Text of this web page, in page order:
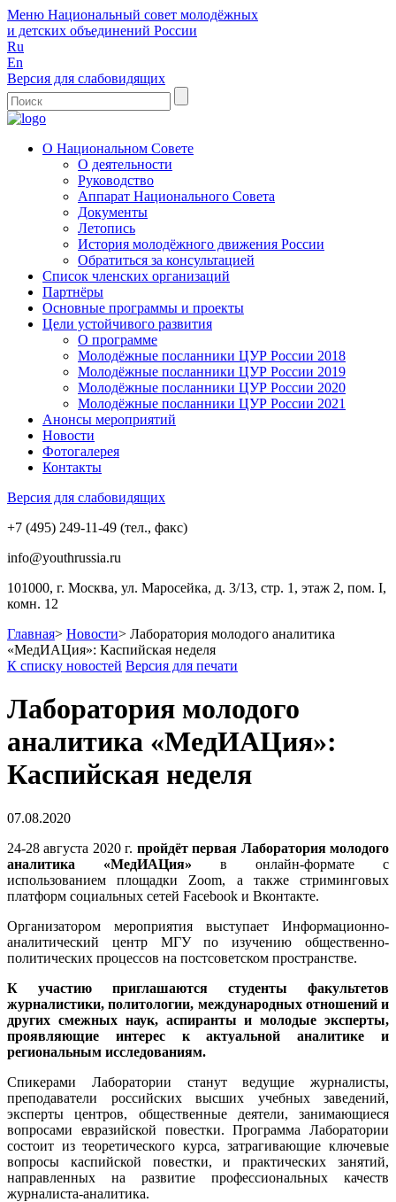
Меню Национальный совет молодёжных
и детских объединений России
Ru
En
Версия для слабовидящих
О Национальном Совете
О деятельности
Руководство
Аппарат Национального Совета
Документы
Летопись
История молодёжного движения России
Обратиться за консультацией
Список членских организаций
Партнёры
Основные программы и проекты
Цели устойчивого развития
О программе
Молодёжные посланники ЦУР России 2018
Молодёжные посланники ЦУР России 2019
Молодёжные посланники ЦУР России 2020
Молодёжные посланники ЦУР России 2021
Анонсы мероприятий
Новости
Фотогалерея
Контакты
Версия для слабовидящих
+7 (495) 249-11-49 (тел., факс)
info@youthrussia.ru
101000, г. Москва, ул. Маросейка, д. 3/13, стр. 1, этаж 2, пом. I,
комн. 12
Главная> Новости> Лаборатория молодого аналитика
«МедИАЦия»: Каспийская неделя
К списку новостей Версия для печати
Лаборатория молодого
аналитика «МедИАЦия»:
Каспийская неделя
07.08.2020
24-28 августа 2020 г. пройдёт первая Лаборатория молодого
аналитика «МедИАЦия» в онлайн-формате с
использованием площадки Zoom, а также стриминговых
платформ социальных сетей Facebook и Вконтакте.
Организатором мероприятия выступает Информационно-
аналитический центр МГУ по изучению общественно-
политических процессов на постсоветском пространстве.
К участию приглашаются студенты факультетов
журналистики, политологии, международных отношений и
других смежных наук, аспиранты и молодые эксперты,
проявляющие интерес к актуальной аналитике и
региональным исследованиям.
Спикерами Лаборатории станут ведущие журналисты,
преподаватели российских высших учебных заведений,
эксперты центров, общественные деятели, занимающиеся
вопросами евразийской повестки. Программа Лаборатории
состоит из теоретического курса, затрагивающие ключевые
вопросы каспийской повестки, и практических занятий,
направленных на развитие профессиональных качеств
журналиста-аналитика.